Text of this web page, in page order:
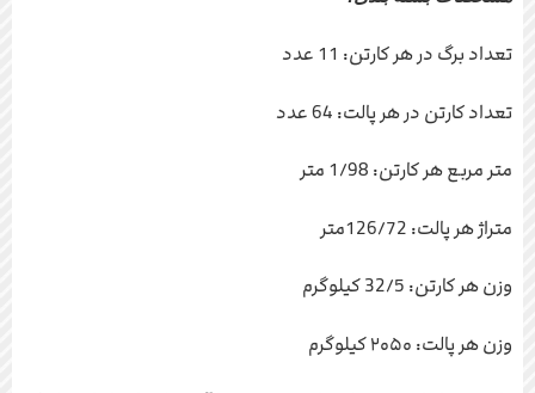
تعداد برگ در هر کارتن: 11 عدد
تعداد کارتن در هر پالت: 64 عدد
متر مربع هر کارتن: 1/98 متر
متراژ هر پالت: 126/72متر
وزن هر کارتن: 32/5 کیلوگرم
وزن هر پالت: ۲۰۵۰ کیلوگرم